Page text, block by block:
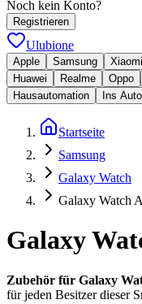
Noch kein Konto?
Registrieren
Ulubione
Apple Samsung Xiaomi
Huawei
Realme Oppo
Hausautomation
Ins Auto
Startseite
Samsung
Galaxy Watch
Galaxy Watch
Galaxy
Zubehör für Galaxy
für jeden Besitzer dieser